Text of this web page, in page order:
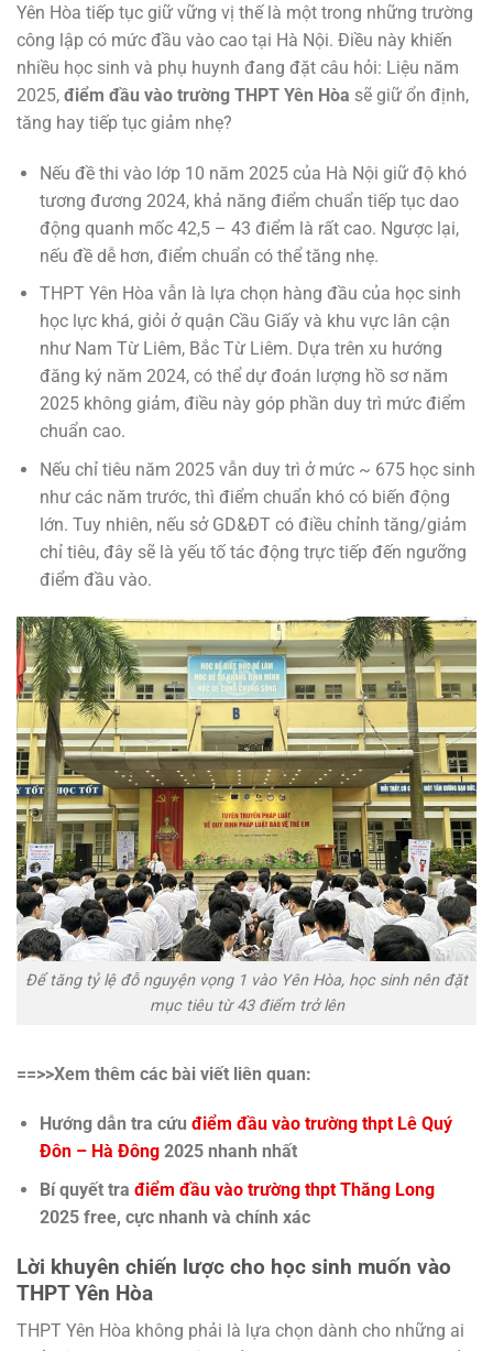
Yên Hòa tiếp tục giữ vững vị thế là một trong những trường
công lập có mức đầu vào cao tại Hà Nội. Điều này khiến
nhiều học sinh và phụ huynh đang đặt câu hỏi: Liệu năm
2025, điểm đầu vào trường THPT Yên Hòa sẽ giữ ổn định,
tăng hay tiếp tục giảm nhẹ?
Nếu đề thi vào lớp 10 năm 2025 của Hà Nội giữ độ khó
tương đương 2024, khả năng điểm chuẩn tiếp tục dao
động quanh mốc 42,5 – 43 điểm là rất cao. Ngược lại,
nếu đề dễ hơn, điểm chuẩn có thể tăng nhẹ.
THPT Yên Hòa vẫn là lựa chọn hàng đầu của học sinh
học lực khá, giỏi ở quận Cầu Giấy và khu vực lân cận
như Nam Từ Liêm, Bắc Từ Liêm. Dựa trên xu hướng
đăng ký năm 2024, có thể dự đoán lượng hồ sơ năm
2025 không giảm, điều này góp phần duy trì mức điểm
chuẩn cao.
Nếu chỉ tiêu năm 2025 vẫn duy trì ở mức ~ 675 học sinh
như các năm trước, thì điểm chuẩn khó có biến động
lớn. Tuy nhiên, nếu sở GD&ĐT có điều chỉnh tăng/giảm
chỉ tiêu, đây sẽ là yếu tố tác động trực tiếp đến ngưỡng
điểm đầu vào.
Để tăng tỷ lệ đỗ nguyện vọng 1 vào Yên Hòa, học sinh nên đặt
mục tiêu từ 43 điểm trở lên
==>>Xem thêm các bài viết liên quan:
Hướng dẫn tra cứu điểm đầu vào trường thpt Lê Quý
Đôn – Hà Đông2025 nhanh nhất
Bí quyết tra điểm đầu vào trường thpt Thăng Long
2025 free, cực nhanh và chính xác
Lời khuyên chiến lược cho học sinh muốn vào
THPT Yên Hòa
THPT Yên Hòa không phải là lựa chọn dành cho những ai